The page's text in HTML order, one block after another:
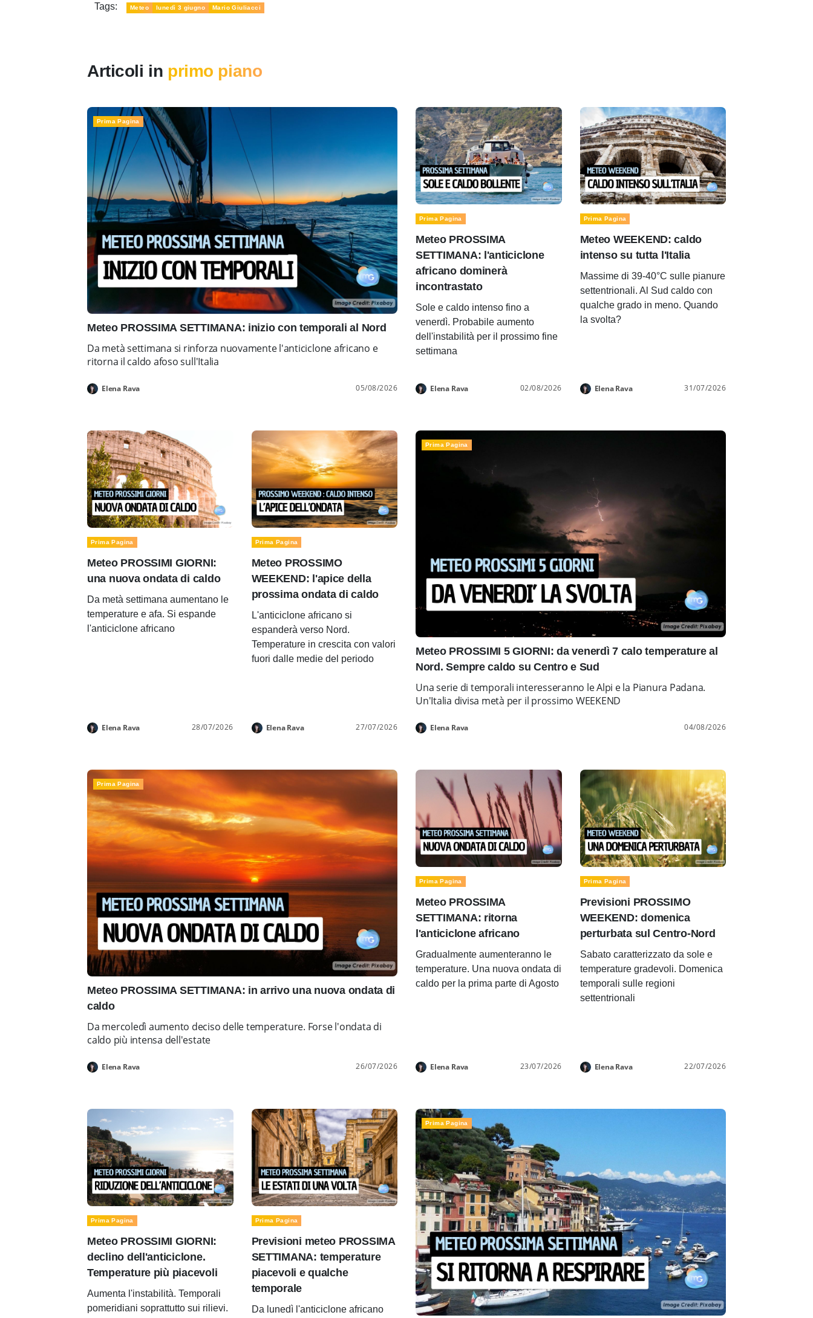
Tags: Meteo lunedì 3 giugno Mario Giuliacci
Articoli in primo piano
Prima Pagina
Meteo PROSSIMA SETTIMANA: inizio con temporali al Nord
Da metà settimana si rinforza nuovamente l'anticiclone africano e
ritorna il caldo afoso sull'Italia
Elena Rava 05/08/2026
Prima Pagina
Meteo PROSSIMA
SETTIMANA: l'anticiclone
africano dominerà
incontrastato
Sole e caldo intenso fino a
venerdì. Probabile aumento
dell'instabilità per il prossimo fine
settimana
Elena Rava 02/08/2026
Prima Pagina
Meteo WEEKEND: caldo
intenso su tutta l'Italia
Massime di 39-40°C sulle pianure
settentrionali. Al Sud caldo con
qualche grado in meno. Quando
la svolta?
Elena Rava 31/07/2026
Prima Pagina
Meteo PROSSIMI GIORNI:
una nuova ondata di caldo
Da metà settimana aumentano le
temperature e afa. Si espande
l'anticiclone africano
Elena Rava 28/07/2026
Prima Pagina
Meteo PROSSIMO
WEEKEND: l'apice della
prossima ondata di caldo
L'anticiclone africano si
espanderà verso Nord.
Temperature in crescita con valori
fuori dalle medie del periodo
Elena Rava 27/07/2026
Prima Pagina
Meteo PROSSIMI 5 GIORNI: da venerdì 7 calo temperature al
Nord. Sempre caldo su Centro e Sud
Una serie di temporali interesseranno le Alpi e la Pianura Padana.
Un'Italia divisa metà per il prossimo WEEKEND
Elena Rava 04/08/2026
Prima Pagina
Meteo PROSSIMA SETTIMANA: in arrivo una nuova ondata di
caldo
Da mercoledì aumento deciso delle temperature. Forse l'ondata di
caldo più intensa dell'estate
Elena Rava 26/07/2026
Prima Pagina
Meteo PROSSIMA
SETTIMANA: ritorna
l'anticiclone africano
Gradualmente aumenteranno le
temperature. Una nuova ondata di
caldo per la prima parte di Agosto
Elena Rava 23/07/2026
Prima Pagina
Previsioni PROSSIMO
WEEKEND: domenica
perturbata sul Centro-Nord
Sabato caratterizzato da sole e
temperature gradevoli. Domenica
temporali sulle regioni
settentrionali
Elena Rava 22/07/2026
Prima Pagina
Meteo PROSSIMI GIORNI:
declino dell'anticiclone.
Temperature più piacevoli
Aumenta l'instabilità. Temporali
pomeridiani soprattutto sui rilievi.
Prima Pagina
Previsioni meteo PROSSIMA
SETTIMANA: temperature
piacevoli e qualche
temporale
Da lunedì l'anticiclone africano
Prima Pagina